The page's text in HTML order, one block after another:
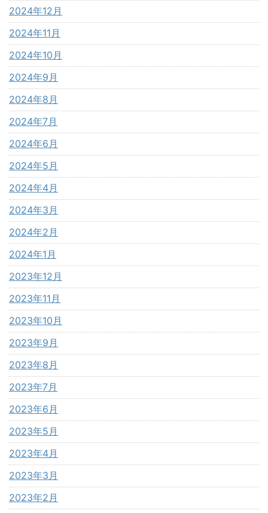
2024年12月
2024年11月
2024年10月
2024年9月
2024年8月
2024年7月
2024年6月
2024年5月
2024年4月
2024年3月
2024年2月
2024年1月
2023年12月
2023年11月
2023年10月
2023年9月
2023年8月
2023年7月
2023年6月
2023年5月
2023年4月
2023年3月
2023年2月